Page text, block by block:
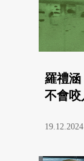
羅禮涵
不會咬
19.12.2024